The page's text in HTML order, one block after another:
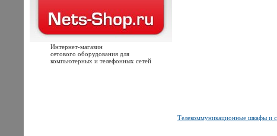
Интернет-магазин
сетового оборудования для
компьютерных и телефонных сетей
Телекоммуникационные шкафы и